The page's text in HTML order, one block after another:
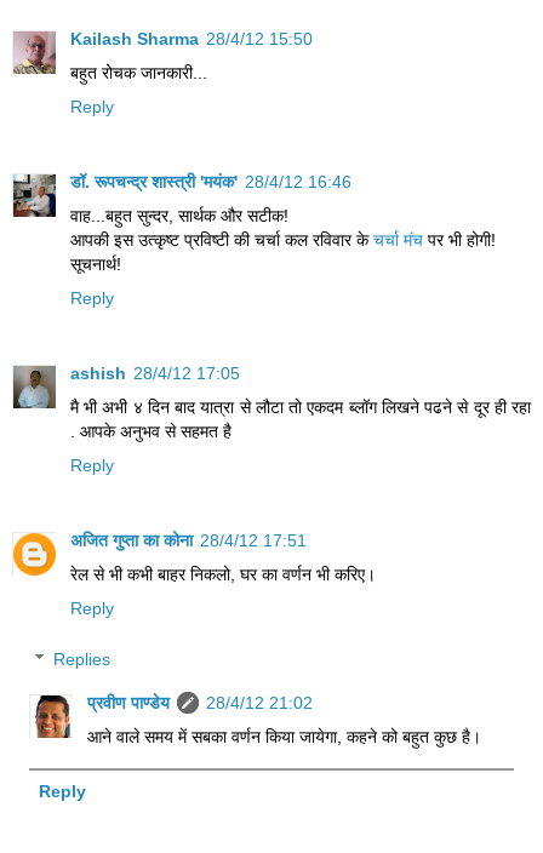
Kailash Sharma 28/4/12 15:50
बहुत रोचक जानकारी...
Reply
डॉ. रूपचन्द्र शास्त्री 'मयंक' 28/4/12 16:46
वाह...बहुत सुन्दर, सार्थक और सटीक!
आपकी इस उत्कृष्ट प्रविष्टी की चर्चा कल रविवार केचर्चा मंच पर भी होगी!
सूचनार्थ!
Reply
ashish 28/4/12 17:05
मै भी अभी ४ दिन बाद यात्रा से लौटा तो एकदम ब्लॉग लिखने पढने से दूर ही रहा
. आपके अनुभव से सहमत है
Reply
अजित गुप्ता का कोना 28/4/12 17:51
रेल से भी कभी बाहर निकलो, घर का वर्णन भी करिए।
Reply
Replies
प्रवीण पाण्डेय
28/4/12 21:02
आने वाले समय में सबका वर्णन किया जायेगा, कहने को बहुत कुछ है।
Reply